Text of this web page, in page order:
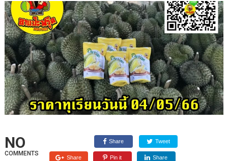
NO
COMMENTS
Share Tweet
Share Pin it Share